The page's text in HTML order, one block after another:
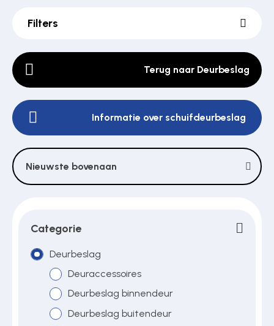
Pulsgevers
Sloten
Toegangscontrole
Toegangsverlening
Voedingen
Over ons
Filters
Terug naar Deurbeslag
Informatie over schuifdeurbeslag
Nieuwste bovenaan
Categorie
Deurbeslag
Deuraccessoires
Deurbeslag binnendeur
Deurbeslag buitendeur